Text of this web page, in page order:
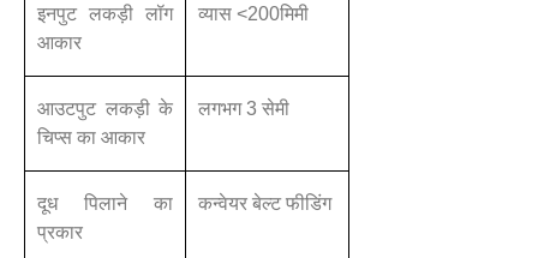
इनपुट लकड़ी लॉग
आकार
व्यास <200मिमी
आउटपुट लकड़ी के
चिप्स का आकार
लगभग 3 सेमी
दूध पिलाने का
प्रकार
कन्वेयर बेल्ट फीडिंग